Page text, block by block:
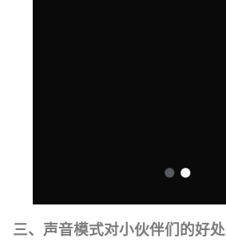
三、声音模式对小伙伴们的好处